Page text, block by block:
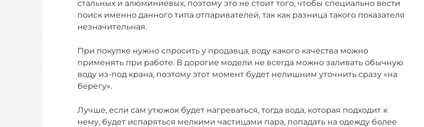
стальных и алюминиевых, поэтому это не стоит того, чтобы специально вести
поиск именно данного типа отпаривателей, так как разница такого показателя
незначительная.
При покупке нужно спросить у продавца, воду какого качества можно
применять при работе. В дорогие модели не всегда можно заливать обычную
воду из-под крана, поэтому этот момент будет нелишним уточнить сразу «на
берегу».
Лучше, если сам утюжок будет нагреваться, тогда вода, которая подходит к
нему, будет испаряться мелкими частицами пара, попадать на одежду более